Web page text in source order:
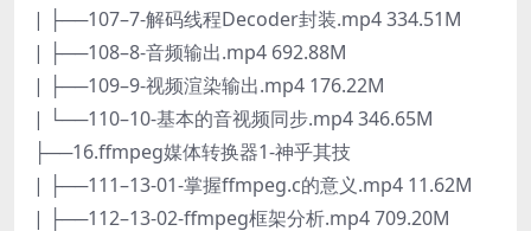
| ├──107–7-解码线程Decoder封装.mp4 334.51M
| ├──108–8-音频输出.mp4 692.88M
| ├──109–9-视频渲染输出.mp4 176.22M
| └──110–10-基本的音视频同步.mp4 346.65M
├──16.ffmpeg媒体转换器1-神乎其技
| ├──111–13-01-掌握ffmpeg.c的意义.mp4 11.62M
| ├──112–13-02-ffmpeg框架分析.mp4 709.20M